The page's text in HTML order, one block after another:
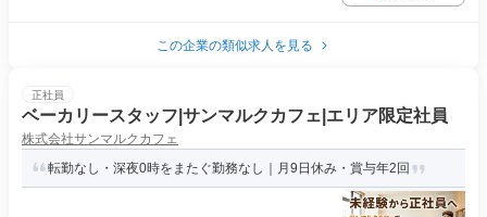
この企業の類似求人を見る
正社員
ベーカリースタッフ|サンマルクカフェ|エリア限定社員
株式会社サンマルクカフェ
転勤なし・深夜0時をまたぐ勤務なし｜月9日休み・賞与年2回